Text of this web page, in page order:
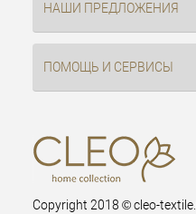
НАШИ ПРЕДЛОЖЕНИЯ
ПОМОЩЬ И СЕРВИСЫ
Copyright 2018 © cleo-